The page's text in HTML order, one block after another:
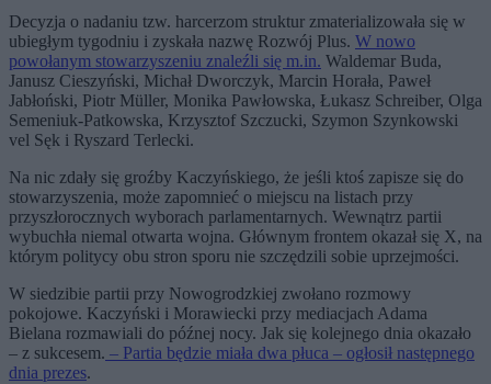
Decyzja o nadaniu tzw. harcerzom struktur zmaterializowała się w
ubiegłym tygodniu i zyskała nazwę Rozwój Plus. W nowo
powołanym stowarzyszeniu znaleźli się m.in. Waldemar Buda,
Janusz Cieszyński, Michał Dworczyk, Marcin Horała, Paweł
Jabłoński, Piotr Müller, Monika Pawłowska, Łukasz Schreiber, Olga
Semeniuk-Patkowska, Krzysztof Szczucki, Szymon Szynkowski
vel Sęk i Ryszard Terlecki.
Na nic zdały się groźby Kaczyńskiego, że jeśli ktoś zapisze się do
stowarzyszenia, może zapomnieć o miejscu na listach przy
przyszłorocznych wyborach parlamentarnych. Wewnątrz partii
wybuchła niemal otwarta wojna. Głównym frontem okazał się X, na
którym politycy obu stron sporu nie szczędzili sobie uprzejmości.
W siedzibie partii przy Nowogrodzkiej zwołano rozmowy
pokojowe. Kaczyński i Morawiecki przy mediacjach Adama
Bielana rozmawiali do późnej nocy. Jak się kolejnego dnia okazało
– z sukcesem. – Partia będzie miała dwa płuca – ogłosił następnego
dnia prezes.